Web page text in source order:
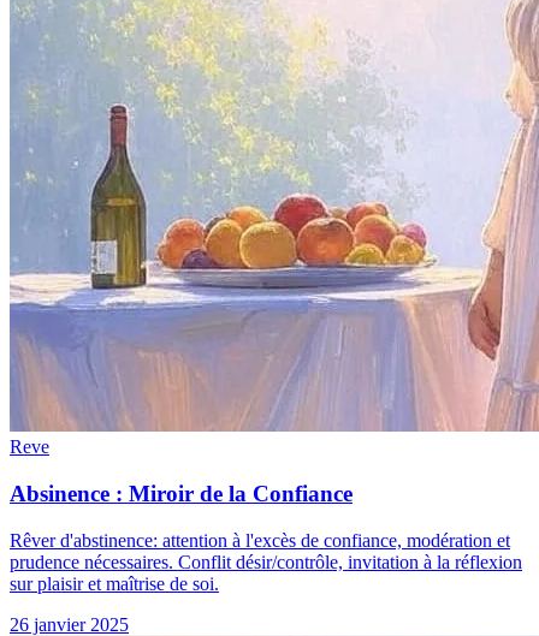
Reve
Absinence : Miroir de la Confiance
Rêver d'abstinence: attention à l'excès de confiance, modération et
prudence nécessaires. Conflit désir/contrôle, invitation à la réflexion
sur plaisir et maîtrise de soi.
26 janvier 2025